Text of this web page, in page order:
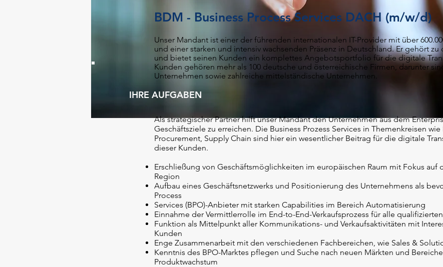
BDM - Business Process Services DACH (m/w/d)
Unser Mandant ist einer der führenden internationalen IT-Provider mit über
und einer starken und intensiv wachsenden Präsenz in Deutschland. Er gehört
und bietet seinen Kunden ein komplettes Angebotsportfolio für die digitale
Kunden gehören mehr als 100 deutsche und österreichische Firmen, darunter
Unternehmen sowie zahlreiche mittelständische Unternehmen.
IHRE AUFGABEN
Als strategischer Partner hilft unser Mandant den Unternehmen aus dem
Geschäftsziele zu erreichen. Die Business Prozess Services in Themenkreisen wie
Procurement, Supply Chain sind hier ein wesentlicher Beitrag für die digitale
dieser Kunden.
Erschließung von Geschäftsmöglichkeiten im europäischen Raum mit Fokus auf
Region
Aufbau eines Geschäftsnetzwerks und Positionierung des Unternehmens als
Process
Services (BPO)-Anbieter mit starken Capabilities im Bereich Automatisierung
Einnahme der Vermittlerrolle im End-to-End-Verkaufsprozess für alle
Funktion als Mittelpunkt aller Kommunikations- und Verkaufsaktivitäten mit
Kunden
Enge Zusammenarbeit mit den verschiedenen Fachbereichen, wie Sales &
Kenntnis des BPO-Marktes pflegen und Suche nach neuen Märkten und
Produktwachstum